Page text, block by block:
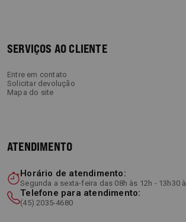
SERVIÇOS AO CLIENTE
Entre em contato
Solicitar devolução
Mapa do site
ATENDIMENTO
Horário de atendimento:
Segunda a sexta-feira das 08h às 12h - 13h30
Telefone para atendimento:
(45) 2035-4680